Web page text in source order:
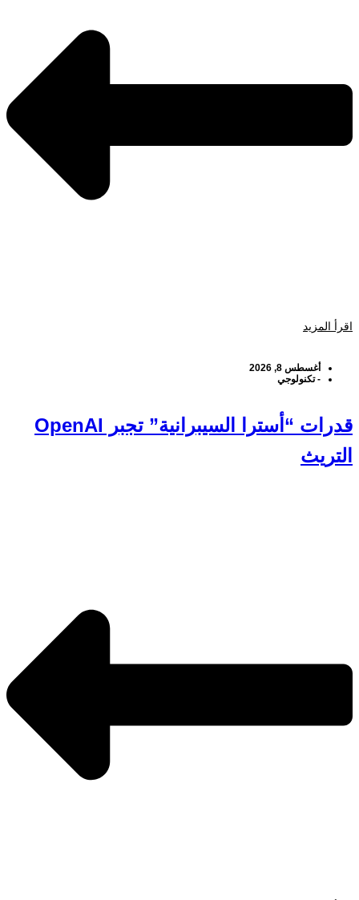
اقرأ المزيد
أغسطس 8, 2026
- تكنولوجي
قدرات “أسترا السيبرانية” تجبر OpenAI
التريث